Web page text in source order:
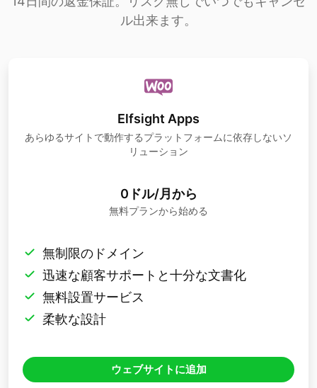
ル出来ます。
Elfsight Apps
あらゆるサイトで動作するプラットフォームに依存しないソ
リューション
0ドル/月から
無料プランから始める
無制限のドメイン
迅速な顧客サポートと十分な文書化
無料設置サービス
柔軟な設計
ウェブサイトに追加